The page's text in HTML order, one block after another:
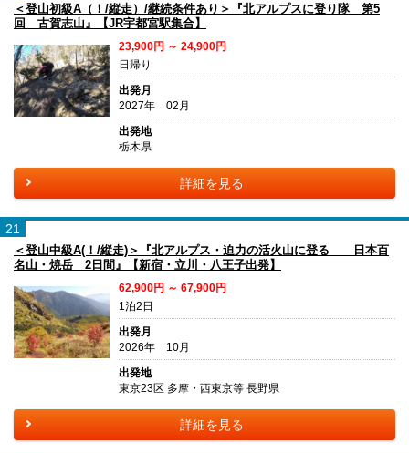
＜登山初級A（！/縦走）/継続条件あり＞『北アルプスに登り隊 第5
回 古賀志山』【JR宇都宮駅集合】
23,900円 ～ 24,900円
日帰り
出発月
2027年 02月
出発地
栃木県
詳細を見る
21
＜登山中級A(！/縦走)＞『北アルプス・迫力の活火山に登る 日本百
名山・焼岳 2日間』【新宿・立川・八王子出発】
62,900円 ～ 67,900円
1泊2日
出発月
2026年 10月
出発地
東京23区 多摩・西東京等 長野県
詳細を見る